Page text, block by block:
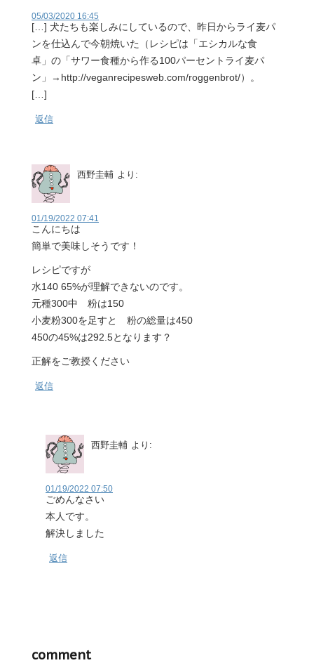
05/03/2020 16:45
[…] 犬たちも楽しみにしているので、昨日からライ麦パ
ンを仕込んで今朝焼いた（レシピは「エシカルな食
卓」の「サワー食種から作る100パーセントライ麦パ
ン」→http://veganrecipesweb.com/roggenbrot/）。
[…]
返信
西野圭輔 より:
01/19/2022 07:41
こんにちは
簡単で美味しそうです！
レシピですが
水140 65%が理解できないのです。
元種300中 粉は150
小麦粉300を足すと 粉の総量は450
450の45%は292.5となります？
正解をご教授ください
返信
西野圭輔 より:
01/19/2022 07:50
ごめんなさい
本人です。
解決しました
返信
comment